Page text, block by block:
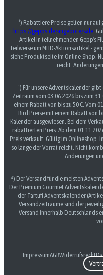
¹) Rabattiere Preise gelten nur
https://gepps.de/angebote/sale .
Artikel in teilnehmenden Gepp's
teilweise um MHD-Aktionsartikel -
siehe Produktseite im Online-Shop.
reicht.
³) Für unsere Adventskalender
Zeitraum vom 03.06.2026 bis zum
einem Rabatt von bis zu 50 €. Vom
Bird Preise mit einem Rabatt von
Kalender ausgewiesen. Bei dem
rabattierten Preis. Ab dem
Preis verkauft. Gültig im Onlineshop.
so lange der Vorrat reicht. Nicht
Änderungen
⁴) Der Versand für die meisten
Der Premium Gourmet
der Tartufi Adventskalender
Versandzeiträume sind der
Versand innerhalb Deutschlands
ImpressumAGBWiderrufsrecht